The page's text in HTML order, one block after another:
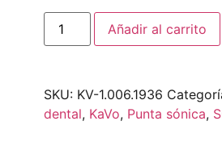
Añadir al carrito
SKU: KV-1.006.1936
dental, KaVo, Punta sónica,